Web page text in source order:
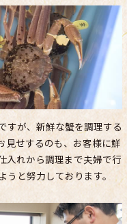
すが、新鮮な蟹を調理する
見せするのも、お客様に鮮
入れから調理まで夫婦で行
と努力しております。